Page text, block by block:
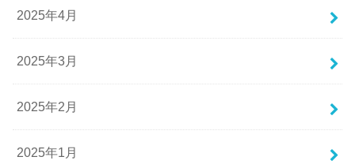
2025年4月
2025年3月
2025年2月
2025年1月